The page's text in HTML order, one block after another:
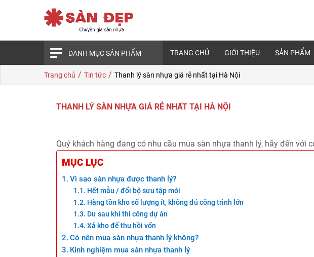
DANH MỤC SẢN PHẨM TRANG CHỦ GIỚI THIỆU SẢN PHẨM
Trang chủ / Tin tức / Thanh lý sàn nhựa giá rẻ nhất tại Hà Nội
THANH LÝ SÀN NHỰA GIÁ RẺ NHẤT TẠI HÀ NỘI
Quý khách hàng đang có nhu cầu mua sàn nhựa thanh lý, hãy đến với
MỤC LỤC
Vì sao sàn nhựa được thanh lý?
Hết mẫu / đổi bộ sưu tập mới
Hàng tồn kho số lượng ít, không đủ công trình lớn
Dư sau khi thi công dự án
Xả kho để thu hồi vốn
Có nên mua sàn nhựa thanh lý không?
Kinh nghiệm mua sàn nhựa thanh lý